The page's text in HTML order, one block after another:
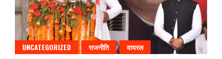
UNCATEGORIZED राजनीति वायरल